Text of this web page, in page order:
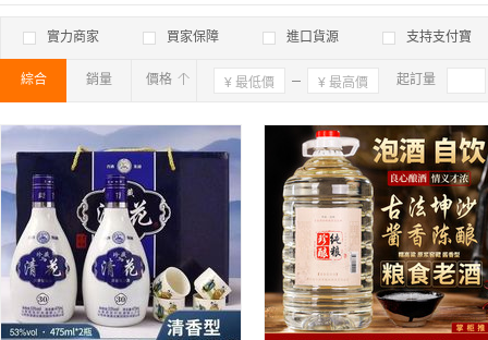
實力商家 買家保障 進口貨源 支持支付寶
綜合 銷量 價格 確定 起訂量